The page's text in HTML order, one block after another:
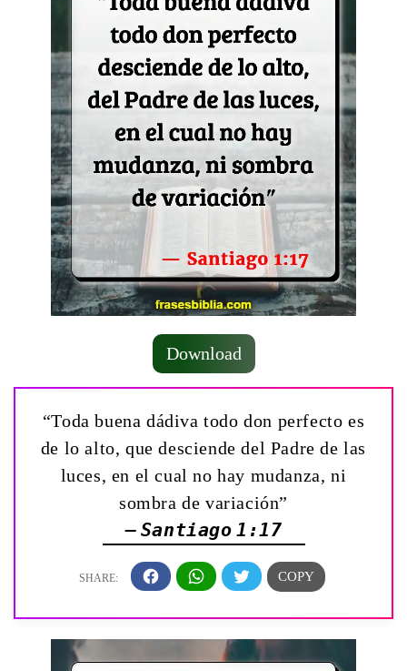
Download
“Toda buena dádiva todo don perfecto es
de lo alto, que desciende del Padre de las
luces, en el cual no hay mudanza, ni
sombra de variación”
— Santiago 1:17